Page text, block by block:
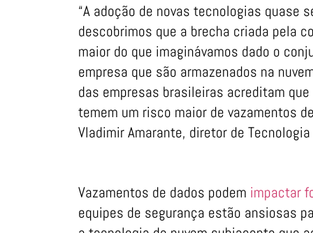
“A adoção de novas tecnologias quase
descobrimos que a brecha criada pela
maior do que imaginávamos dado o
empresa que são armazenados na
das empresas brasileiras acreditam
temem um risco maior de vazamentos
Vladimir Amarante, diretor de
Vazamentos de dados podem impactar
equipes de segurança estão ansiosas